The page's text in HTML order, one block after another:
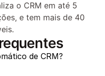
o CRM em até 5
e tem mais de 40
de CRM?